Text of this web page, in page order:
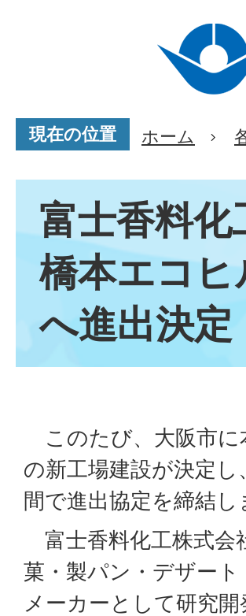
現在の位置 ホーム
富士香料化
橋本エコ
へ進出決定
このたび、大阪市に
の新工場建設が決定
間で進出協定を締結し
富士香料化工株式会
菓・製パン・デザー
メーカーとして研究